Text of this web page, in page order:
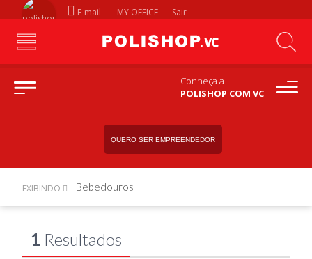
E-mail MY OFFICE Sair
Conheça a
POLISHOP COM VC
QUERO SER EMPREENDEDOR
EXIBINDO Bebedouros
1 Resultados